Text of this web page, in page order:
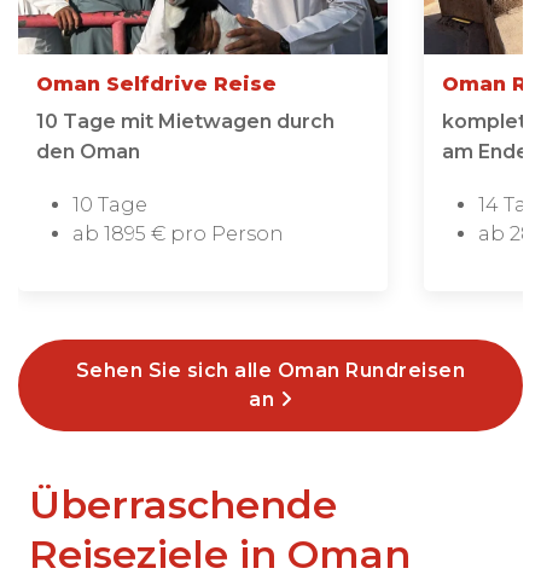
Oman Selfdrive Reise
10 Tage mit Mietwagen durch
den Oman
10 Tage
ab 1895 € pro Person
Oman
am Ende
14
ab
Sehen Sie sich alle Oman Rundreisen
an
Überraschende
Reiseziele in Oman